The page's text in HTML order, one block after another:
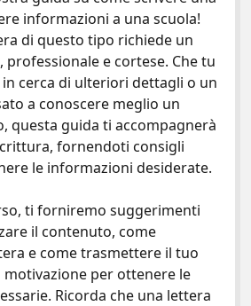
l
di
vi
di
informazioni a una scuola!
di questo tipo richiede un
e cortese. Che tu
cerca di ulteriori dettagli o un
a conoscere meglio un
questa guida ti accompagnerà
fornendoti consigli
le informazioni desiderate.
ti forniremo suggerimenti
il contenuto, come
e come trasmettere il tuo
motivazione per ottenere le
Ricorda che una lettera